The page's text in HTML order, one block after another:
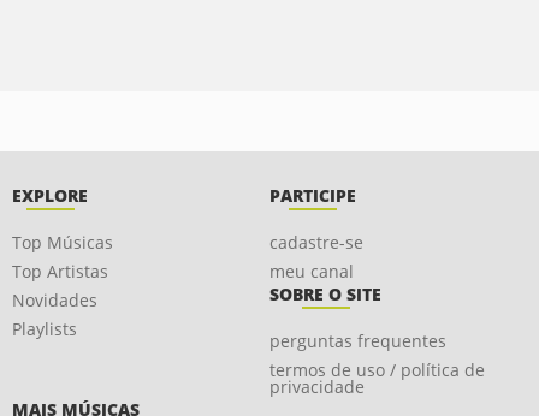
EXPLORE
Top Músicas
Top Artistas
Novidades
Playlists
PARTICIPE
cadastre-se
meu canal
SOBRE O SITE
perguntas frequentes
termos de uso / política de
privacidade
MAIS MÚSICAS